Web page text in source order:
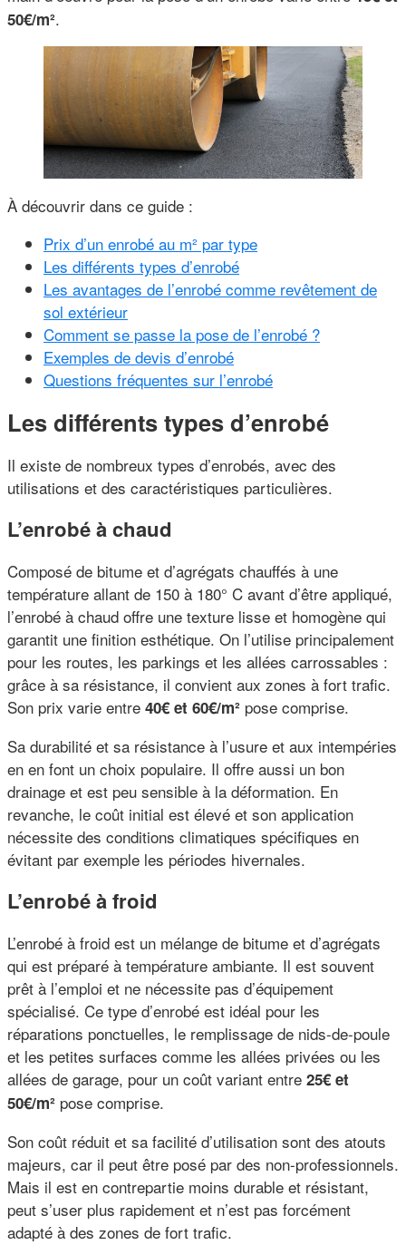
50€/m².
À découvrir dans ce guide :
Prix d’un enrobé au m² par type
Les différents types d’enrobé
Les avantages de l’enrobé comme revêtement de
sol extérieur
Comment se passe la pose de l’enrobé ?
Exemples de devis d’enrobé
Questions fréquentes sur l’enrobé
Les différents types d’enrobé
Il existe de nombreux types d’enrobés, avec des
utilisations et des caractéristiques particulières.
L’enrobé à chaud
Composé de bitume et d’agrégats chauffés à une
température allant de 150 à 180° C avant d’être appliqué,
l’enrobé à chaud offre une texture lisse et homogène qui
garantit une finition esthétique. On l’utilise principalement
pour les routes, les parkings et les allées carrossables :
grâce à sa résistance, il convient aux zones à fort trafic.
Son prix varie entre 40€ et 60€/m² pose comprise.
Sa durabilité et sa résistance à l’usure et aux intempéries
en en font un choix populaire. Il offre aussi un bon
drainage et est peu sensible à la déformation. En
revanche, le coût initial est élevé et son application
nécessite des conditions climatiques spécifiques en
évitant par exemple les périodes hivernales.
L’enrobé à froid
L’enrobé à froid est un mélange de bitume et d’agrégats
qui est préparé à température ambiante. Il est souvent
prêt à l’emploi et ne nécessite pas d’équipement
spécialisé. Ce type d’enrobé est idéal pour les
réparations ponctuelles, le remplissage de nids-de-poule
et les petites surfaces comme les allées privées ou les
allées de garage, pour un coût variant entre 25€ et
50€/m² pose comprise.
Son coût réduit et sa facilité d’utilisation sont des atouts
majeurs, car il peut être posé par des non-professionnels.
Mais il est en contrepartie moins durable et résistant,
peut s’user plus rapidement et n’est pas forcément
adapté à des zones de fort trafic.